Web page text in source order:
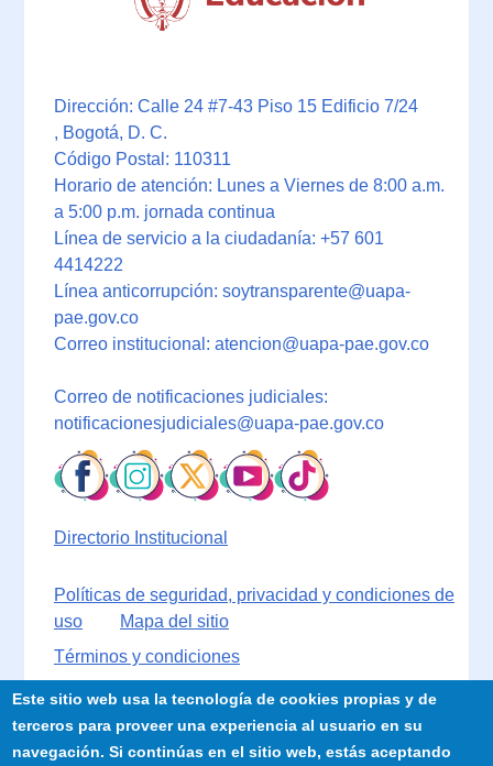
Dirección: Calle 24 #7-43 Piso 15 Edificio 7/24
, Bogotá, D. C.
Código Postal: 110311
Horario de atención: Lunes a Viernes de 8:00 a.m.
a 5:00 p.m. jornada continua
Línea de servicio a la ciudadanía: +57 601
4414222
Línea anticorrupción: soytransparente@uapa-
pae.gov.co
Correo institucional: atencion@uapa-pae.gov.co
Correo de notificaciones judiciales:
notificacionesjudiciales@uapa-pae.gov.co
Directorio Institucional
Políticas de seguridad, privacidad y condiciones de
uso
Mapa del sitio
Términos y condiciones
Este sitio web usa la tecnología de cookies propias y de
terceros para proveer una experiencia al usuario en su
navegación. Si continúas en el sitio web, estás aceptando